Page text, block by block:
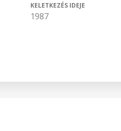
KELETKEZÉS IDEJE
1987